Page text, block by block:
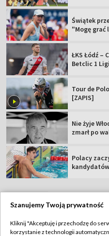
Świątek
"Mogę grać
ŁKS Łódź –
Betclic 1
Tour de
[ZAPIS]
Nie żyje
zmarł po
Polacy
Szanujemy Twoją prywatność
Kliknij "Akceptuję i przechodzę do
korzystanie z technologii